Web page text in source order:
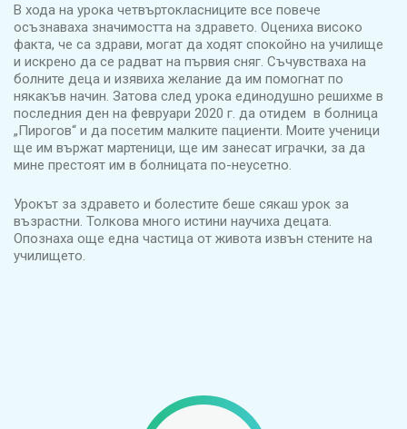
В хода на урока четвъртокласниците все повече
осъзнаваха значимостта на здравето. Оцениха високо
факта, че са здрави, могат да ходят спокойно на училище
и искрено да се радват на първия сняг. Съчувстваха на
болните деца и изявиха желание да им помогнат по
някакъв начин. Затова след урока единодушно решихме в
последния ден на февруари 2020 г. да отидем в болница
„Пирогов“ и да посетим малките пациенти. Моите ученици
ще им вържат мартеници, ще им занесат играчки, за да
мине престоят им в болницата по-неусетно.
Урокът за здравето и болестите беше сякаш урок за
възрастни. Толкова много истини научиха децата.
Опознаха още една частица от живота извън стените на
училището.